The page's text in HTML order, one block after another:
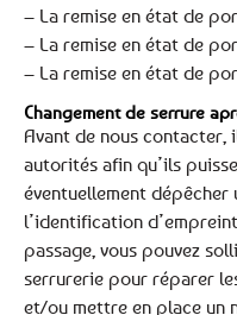
– La remise en état de
– La remise en état de
– La remise en état de
Changement de serrure
Avant de nous contacter,
autorités afin qu’ils
éventuellement
l’identification
passage, vous pouvez
serrurerie pour réparer
et/ou mettre en place un